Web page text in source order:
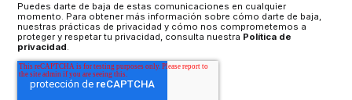
Puedes darte de baja de estas comunicaciones en cualquier
momento. Para obtener más información sobre cómo darte de baja,
nuestras prácticas de privacidad y cómo nos comprometemos a
proteger y respetar tu privacidad, consulta nuestra Política de
privacidad.